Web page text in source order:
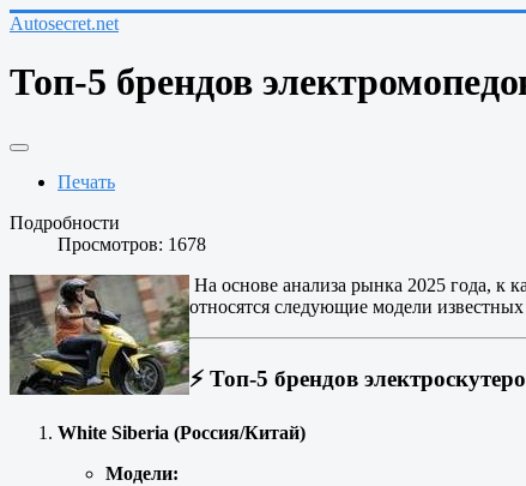
Autosecret.net
Топ-5 брендов
Печать
Подробности
Просмотров: 1678
На основе анализа рынка 2025 года, к
относятся следующие модели
⚡ Топ-5 брендов
White Siberia (Россия/Китай)
Модели: